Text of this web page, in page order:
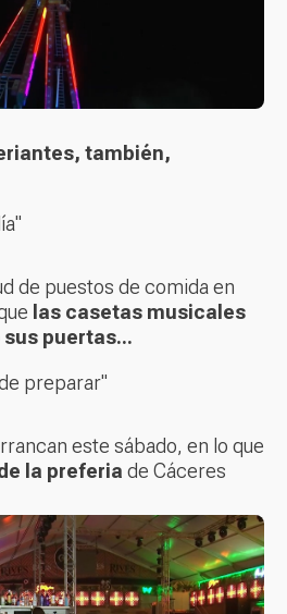
también,
de puestos de comida en
las casetas musicales
puertas...
preparar"
este sábado, en lo que
la preferia de Cáceres